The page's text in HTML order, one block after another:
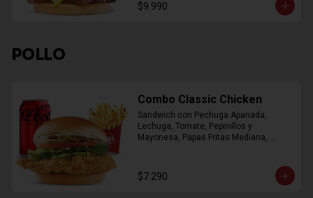
$9.990
POLLO
Combo Classic Chicken
Sandwich con Pechuga Apanada,
Lechuga, Tomate, Pepinillos y
Mayonesa, Papas Fritas Mediana,
$7.290